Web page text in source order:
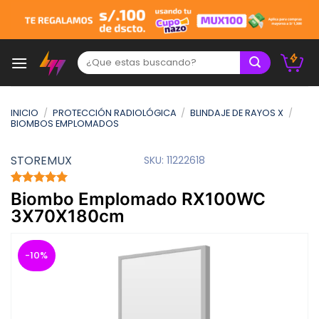
content
Buscar:
INICIO / PROTECCIÓN RADIOLÓGICA / BLINDAJE DE RAYOS X /
BIOMBOS EMPLOMADOS
STOREMUX
Valorado
con5.00
de 5 en
1
valoración
de un
cliente
SKU: 11222618
Biombo Emplomado RX100WC
3X70X180cm
-10%